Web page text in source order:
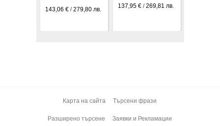
143,06 €/279,80 лв. 137,95 €/269,81 лв.
Карта на сайта Търсени фрази
Разширено търсене Заявки и Рекламации